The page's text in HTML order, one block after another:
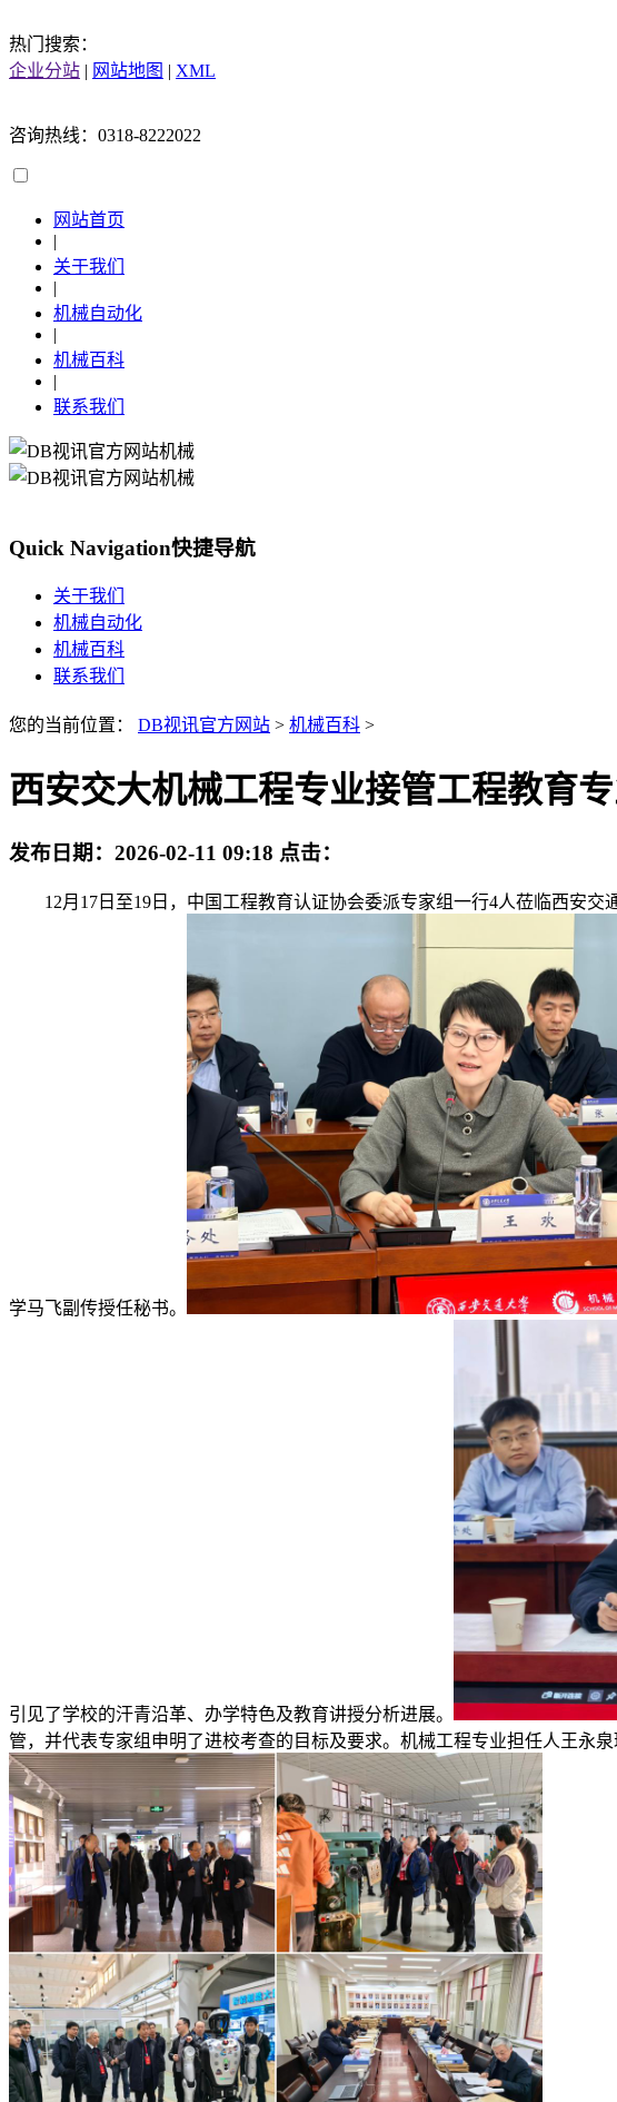
热门搜索：
企业分站 | 网站地图 | XML
咨询热线：0318-8222022
网站首页
|
关于我们
|
机械自动化
|
机械百科
|
联系我们
Quick Navigation快捷导航
关于我们
机械自动化
机械百科
联系我们
您的当前位置： DB视讯官方网站 > 机械百科 >
西安交大机械工程专业接管工程教育
发布日期： 2026-02-11 09:18 点击：
12月17日至19日，中国工程教育认证协会委派专家组一行4人莅临西安交
学马飞副传授任秘书。
引见了学校的汗青沿革、办学特色及教育讲授分析进展。
管，并代表专家组申明了进校考查的目标及要求。机械工程专业担任人王永